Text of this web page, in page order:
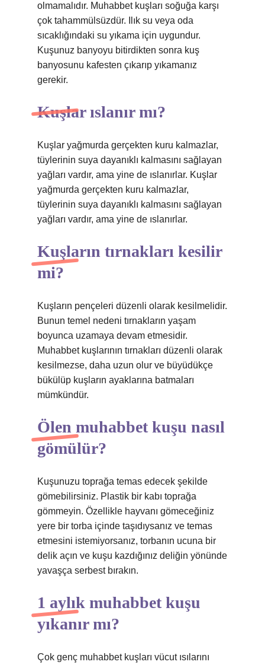
olmamalıdır. Muhabbet kuşları soğuğa karşı
çok tahammülsüzdür. Ilık su veya oda
sıcaklığındaki su yıkama için uygundur.
Kuşunuz banyoyu bitirdikten sonra kuş
banyosunu kafesten çıkarıp yıkamanız
gerekir.
Kuşlar ıslanır mı?
Kuşlar yağmurda gerçekten kuru kalmazlar,
tüylerinin suya dayanıklı kalmasını sağlayan
yağları vardır, ama yine de ıslanırlar. Kuşlar
yağmurda gerçekten kuru kalmazlar,
tüylerinin suya dayanıklı kalmasını sağlayan
yağları vardır, ama yine de ıslanırlar.
Kuşların tırnakları kesilir
mi?
Kuşların pençeleri düzenli olarak kesilmelidir.
Bunun temel nedeni tırnakların yaşam
boyunca uzamaya devam etmesidir.
Muhabbet kuşlarının tırnakları düzenli olarak
kesilmezse, daha uzun olur ve büyüdükçe
bükülüp kuşların ayaklarına batmaları
mümkündür.
Ölen muhabbet kuşu nasıl
gömülür?
Kuşunuzu toprağa temas edecek şekilde
gömebilirsiniz. Plastik bir kabı toprağa
gömmeyin. Özellikle hayvanı gömeceğiniz
yere bir torba içinde taşıdıysanız ve temas
etmesini istemiyorsanız, torbanın ucuna bir
delik açın ve kuşu kazdığınız deliğin yönünde
yavaşça serbest bırakın.
1 aylık muhabbet kuşu
yıkanır mı?
Çok genç muhabbet kuşları vücut ısılarını